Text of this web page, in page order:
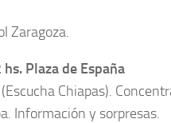
Zaragoza.
Plaza de España
Chiapas).
Información y sorpresas.